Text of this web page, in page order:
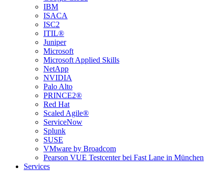
IBM
ISACA
ISC2
ITIL®
Juniper
Microsoft
Microsoft Applied Skills
NetApp
NVIDIA
Palo Alto
PRINCE2®
Red Hat
Scaled Agile®
ServiceNow
Splunk
SUSE
VMware by Broadcom
Pearson VUE Testcenter bei Fast Lane in München
Services